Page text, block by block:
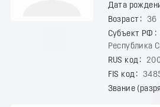
Дата
Возраст
36
Субъект РФ
Республика
RUS код
FIS код
Звание